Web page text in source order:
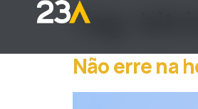
Tag:
Não erre na